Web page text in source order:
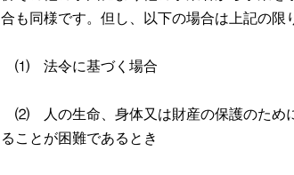
合も同様です。但し、以下の場合は上記の限
⑴ 法令に基づく場合
⑵ 人の生命、身体又は財産の保護のため
ることが困難であるとき